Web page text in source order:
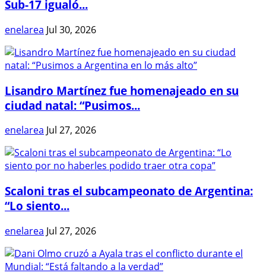
Sub-17 igualó...
enelarea Jul 30, 2026
Lisandro Martínez fue homenajeado en su
ciudad natal: “Pusimos...
enelarea Jul 27, 2026
Scaloni tras el subcampeonato de Argentina:
“Lo siento...
enelarea Jul 27, 2026